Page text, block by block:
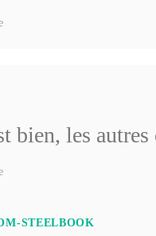
bien, les autres
STEELBOOK